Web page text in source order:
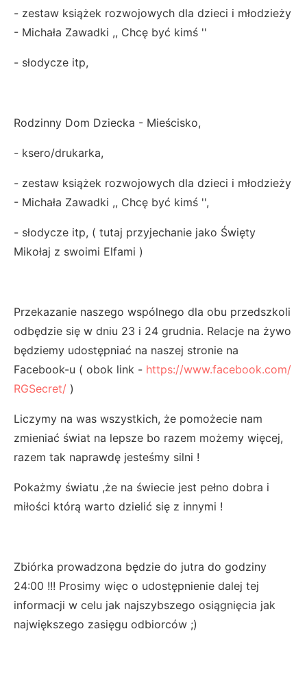
- zestaw książek rozwojowych dla dzieci i młodzieży
- Michała Zawadki ,, Chcę być kimś ''
- słodycze itp,
Rodzinny Dom Dziecka - Mieścisko,
- ksero/drukarka,
- zestaw książek rozwojowych dla dzieci i młodzieży
- Michała Zawadki ,, Chcę być kimś '',
- słodycze itp, ( tutaj przyjechanie jako Święty
Mikołaj z swoimi Elfami )
Przekazanie naszego wspólnego dla obu przedszkoli
odbędzie się w dniu 23 i 24 grudnia. Relacje na żywo
będziemy udostępniać na naszej stronie na
Facebook-u ( obok link - https://www.facebook.com/
RGSecret/ )
Liczymy na was wszystkich, że pomożecie nam
zmieniać świat na lepsze bo razem możemy więcej,
razem tak naprawdę jesteśmy silni !
Pokażmy światu ,że na świecie jest pełno dobra i
miłości którą warto dzielić się z innymi !
Zbiórka prowadzona będzie do jutra do godziny
24:00 !!! Prosimy więc o udostępnienie dalej tej
informacji w celu jak najszybszego osiągnięcia jak
największego zasięgu odbiorców ;)